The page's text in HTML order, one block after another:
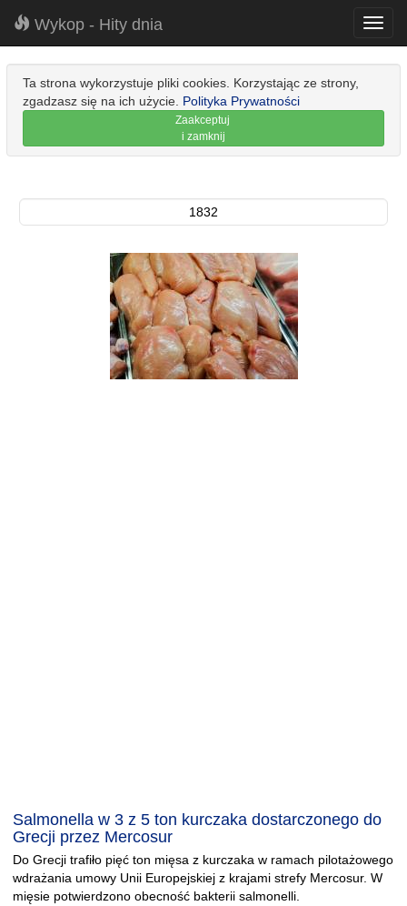
Wykop - Hity dnia
Ta strona wykorzystuje pliki cookies. Korzystając ze strony,
zgadzasz się na ich użycie. Polityka Prywatności
Zaakceptuj
i zamknij
1832
Salmonella w 3 z 5 ton kurczaka dostarczonego do
Grecji przez Mercosur
Do Grecji trafiło pięć ton mięsa z kurczaka w ramach pilotażowego
wdrażania umowy Unii Europejskiej z krajami strefy Mercosur. W
mięsie potwierdzono obecność bakterii salmonelli.